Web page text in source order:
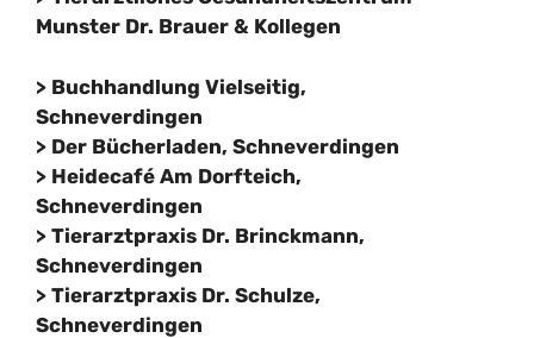
Munster Dr. Brauer & Kollegen
> Buchhandlung Vielseitig,
Schneverdingen
> Der Bücherladen, Schneverdingen
> Heidecafé Am Dorfteich,
Schneverdingen
> Tierarztpraxis Dr. Brinckmann,
Schneverdingen
> Tierarztpraxis Dr. Schulze,
Schneverdingen